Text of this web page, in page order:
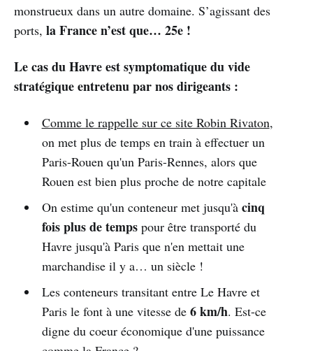
monstrueux dans un autre domaine. S’agissant des
ports, la France n’est que… 25e !
Le cas du Havre est symptomatique du vide
stratégique entretenu par nos dirigeants :
Comme le rappelle sur ce site Robin Rivaton,
on met plus de temps en train à effectuer un
Paris-Rouen qu'un Paris-Rennes, alors que
Rouen est bien plus proche de notre capitale
On estime qu'un conteneur met jusqu'à cinq
fois plus de tempspour être transporté du
Havre jusqu'à Paris que n'en mettait une
marchandise il y a… un siècle !
Les conteneurs transitant entre Le Havre et
Paris le font à une vitesse de 6 km/h. Est-ce
digne du coeur économique d'une puissance